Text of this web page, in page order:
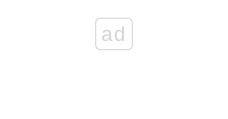
ad